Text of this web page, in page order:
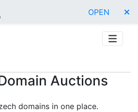
OPEN
Auctions
domains in one place.